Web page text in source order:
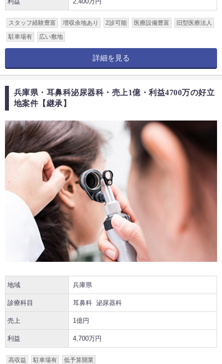
スタッフ経験豊富 増収余地あり 2診可能 医療設備豊富
旧型医療法人
駐車場有
広い敷地
詳細を見る
兵庫県・耳鼻科泌尿器科・売上1億・利益4700万の好立
地案件【継承】
地域 兵庫県
診療科目 耳鼻科 泌尿器科
売上 1億円
利益 4,700万円
高収益 駐車場有 低予算開業